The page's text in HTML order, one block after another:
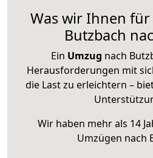
Was wir Ihnen
Butzbach
Ein Umzug nach
Herausforderungen mit
die Last zu erleichtern –
Wir haben mehr als 14
Umzügen nach